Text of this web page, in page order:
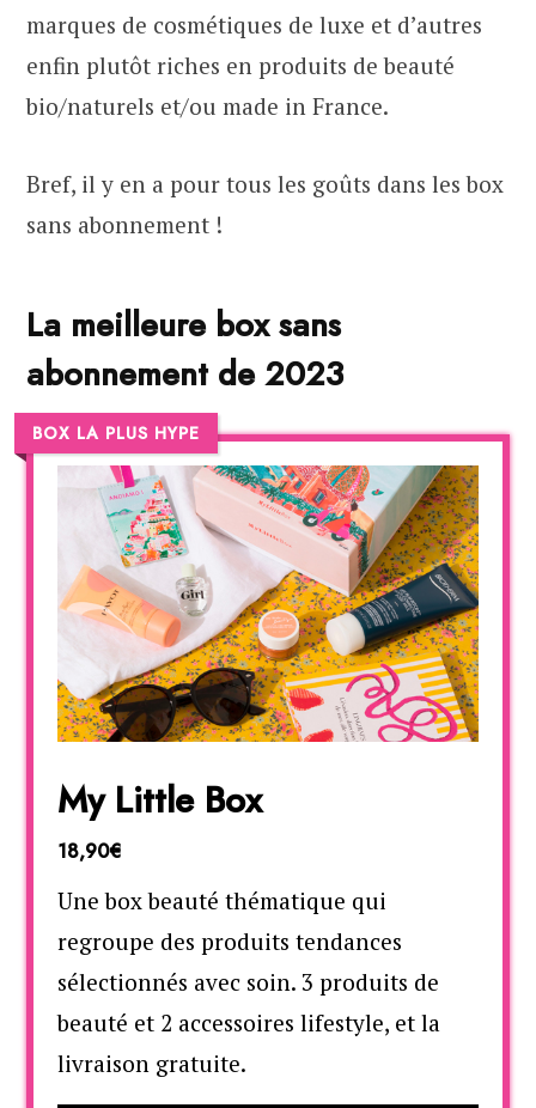
marques de cosmétiques de luxe et d’autres
enfin plutôt riches en produits de beauté
bio/naturels et/ou made in France.
Bref, il y en a pour tous les goûts dans les box
sans abonnement !
La meilleure box sans
abonnement de 2023
BOX LA PLUS HYPE
My Little Box
18,90€
Une box beauté thématique qui
regroupe des produits tendances
sélectionnés avec soin. 3 produits de
beauté et 2 accessoires lifestyle, et la
livraison gratuite.